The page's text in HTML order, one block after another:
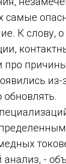
самые
К слову,
про
-